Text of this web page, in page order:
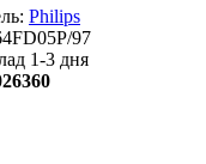
Philips
97
1-3 дня